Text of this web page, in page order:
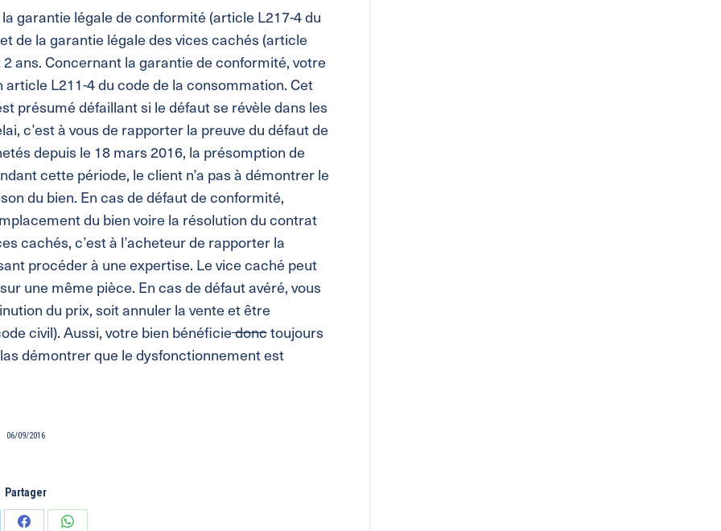
garantie légale de conformité (article L217-4 du
de la garantie légale des vices cachés (article
ans. Concernant la garantie de conformité, votre
L211-4 du code de la consommation. Cet
présumé défaillant si le défaut se révèle dans les
c’est à vous de rapporter la preuve du défaut de
depuis le 18 mars 2016, la présomption de
cette période, le client n’a pas à démontrer le
du bien. En cas de défaut de conformité,
du bien voire la résolution du contrat
cachés, c’est à l’acheteur de rapporter la
procéder à une expertise. Le vice caché peut
une même pièce. En cas de défaut avéré, vous
du prix, soit annuler la vente et être
civil). Aussi, votre bien bénéficiedonctoujours
démontrer que le dysfonctionnement est
06/09/2016
Partager